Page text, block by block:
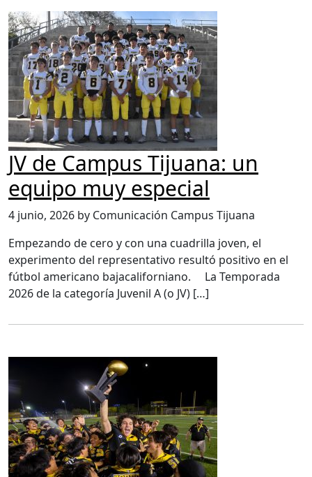
JV de Campus Tijuana: un
equipo muy especial
4 junio, 2026 by Comunicación Campus Tijuana
Empezando de cero y con una cuadrilla joven, el
experimento del representativo resultó positivo en el
fútbol americano bajacaliforniano. La Temporada
2026 de la categoría Juvenil A (o JV) […]